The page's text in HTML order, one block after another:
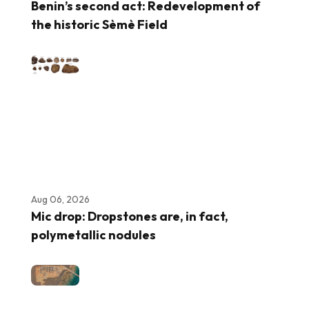
Benin’s second act: Redevelopment of
the historic Sèmè Field
Aug 06, 2026
Mic drop: Dropstones are, in fact,
polymetallic nodules